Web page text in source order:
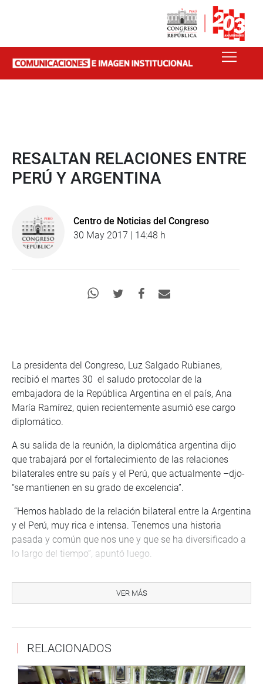
RESALTAN RELACIONES ENTRE
PERÚ Y ARGENTINA
Centro de Noticias del Congreso
30 May 2017 | 14:48 h
La presidenta del Congreso, Luz Salgado Rubianes,
recibió el martes 30 el saludo protocolar de la
embajadora de la República Argentina en el país, Ana
María Ramírez, quien recientemente asumió ese cargo
diplomático.
A su salida de la reunión, la diplomática argentina dijo
que trabajará por el fortalecimiento de las relaciones
bilaterales entre su país y el Perú, que actualmente –djo-
“se mantienen en su grado de excelencia”.
“Hemos hablado de la relación bilateral entre la Argentina
y el Perú, muy rica e intensa. Tenemos una historia
pasada y común que nos une y que se ha diversificado a
lo largo del tiempo”, apuntó luego.
intensa y rica en los niveles político, cultural, científico,
tecnológico, comercial y deportivo,
PRENSA-CONGRESO
Puede encontrar más información en nuestra página web
y redes sociales.
VER MÁS
RELACIONADOS